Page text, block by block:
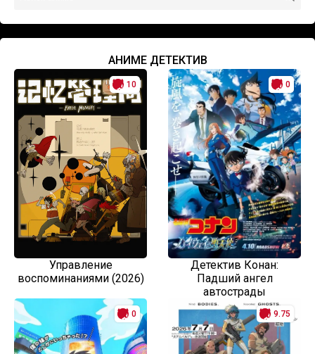
АНИМЕ ДЕТЕКТИВ
10
Управление
воспоминаниями (2026)
0
Детектив Конан:
Падший ангел
автострады
0 9.75